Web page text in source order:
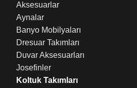
Aksesuarlar
Aynalar
Banyo Mobilyaları
Dresuar Takımları
Duvar Aksesuarları
Josefinler
Koltuk Takımları